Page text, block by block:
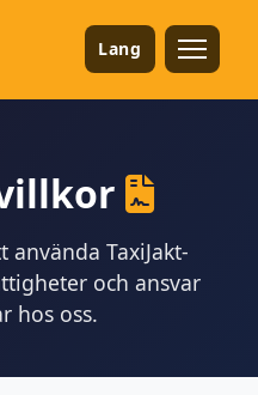
Lang
TaxiJakt-
och ansvar
hos oss.